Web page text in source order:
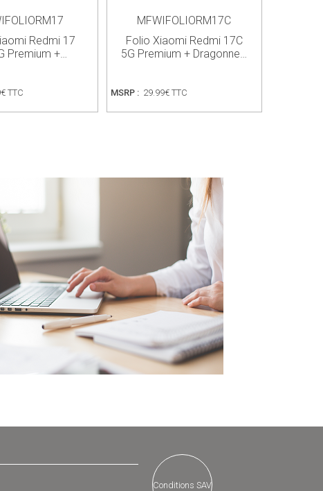
Redmi 17
Premium +…
TTC
MFWIFOLIORM17C
Folio Xiaomi Redmi 17C
5G Premium + Dragonne…
MSRP : 29.99€ TTC
Conditions SAV